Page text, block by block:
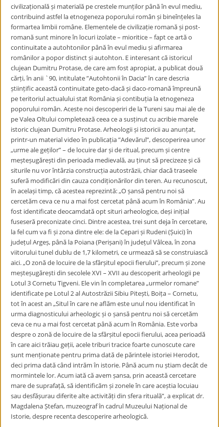
civilizațională și materială pe crestele munților până în evul mediu,
contribuind astfel la etnogeneza poporului român și bineînțeles la
formartea limbii române. Elementele de civilizație romană și post-
romană sunt minore în locuri izolate – mioritice – fapt ce artă o
continuitate a autohtonilor până în evul mediu și afirmarea
românilor a popor distinct și autohton. E interesant că istoricul
clujean Dumitru Protase, de care am fost apropiat, a publicat două
cărți, în anii `90, intitulate ”Autohtonii în Dacia” în care descria
științific această continuitate geto-dacă și daco-romană împreună
pe teritoriul actualului stat România și contibuția la etnogeneza
poporului român. Aceste noi descoperiri de la Tureni sau mai ale de
pe Valea Oltului completează ceea ce a susținut cu acribie marele
istoric clujean Dumitru Protase. Arheologii și istoricii au anunțat,
printr-un material video în publicația ”Adevărul”, descoperirea unor
„urme ale geților” – de locuire dar și de ritual, precum și centre
meșteșugărești din perioada medievală, au ținut să precizeze și că
siturile nu vor întârzia construcția autostrăzii, chiar dacă traseele
suferă modificări din cauza condiționărilor din teren. Au recunoscut,
în același timp, că acestea reprezintă: „O șansă pentru noi să
cercetăm ceva ce nu a mai fost cercetat până acum în România”. Au
fost identificate deocamdată opt situri arheologice, deși inițial
fuseseră preconizate cinci. Dintre acestea, trei sunt deja în cercetare,
la fel cum va fi și zona dintre ele: de la Cepari și Rudeni (Șuici) în
județul Argeș, până la Poiana (Perișani) în județul Vâlcea, în zona
viitorului tunel dublu de 1,7 kilometri, ce urmează să se construiască
aici. „O zonă de locuire de la sfârșitul epocii fierului”, precum și zone
meșteșugărești din secolele XVI – XVII au descoperit arheologii pe
Lotul 3 Cornetu Tigveni. Ele vin în completarea „urmelor romane”
identificate pe Lotul 2 al Autostrăzii Sibiu Pitești, Boița – Cornetu,
tot în acest an „Situl în care ne aflăm este unul nou identificat în
urma diagnosticului arheologic și o șansă pentru noi să cercetăm
ceva ce nu a mai fost cercetat până acum în România. Este vorba
despre o zonă de locuire de la sfârșitul epocii fierului, acea perioadă
în care aici trăiau geții, acele triburi tracice foarte cunoscute care
sunt menționate pentru prima dată de părintele istoriei Herodot,
deci prima dată când intrăm în istorie. Până acum nu știam decât de
mormintele lor. Acum iată că avem șansa, prin această cercetare
mare de suprafață, să identificăm și zonele în care aceștia locuiau
sau desfășurau diferite alte activități din sfera rituală”, a explicat dr.
Magdalena Ștefan, muzeograf în cadrul Muzeului Național de
Istorie, despre recenta descoperire arheologică.